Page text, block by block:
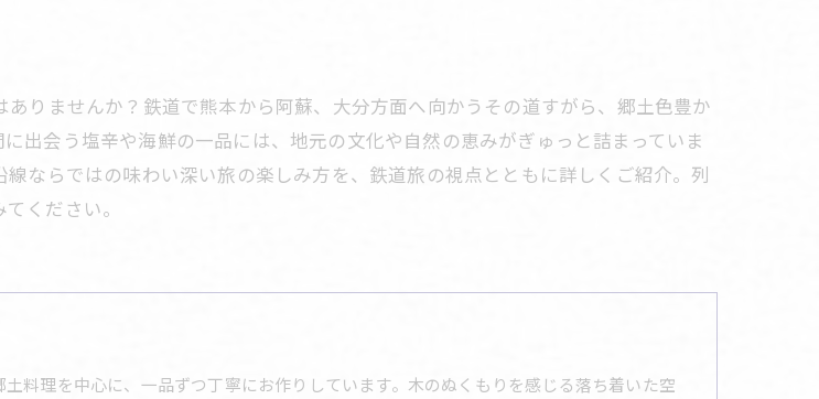
りませんか？鉄道で熊本から阿蘇、大分方面へ向かうその道すがら、郷土色豊か
出会う塩辛や海鮮の一品には、地元の文化や自然の恵みがぎゅっと詰まっていま
ならではの味わい深い旅の楽しみ方を、鉄道旅の視点とともに詳しくご紹介。列
ください。
料理を中心に、一品ずつ丁寧にお作りしています。木のぬくもりを感じる落ち着いた空